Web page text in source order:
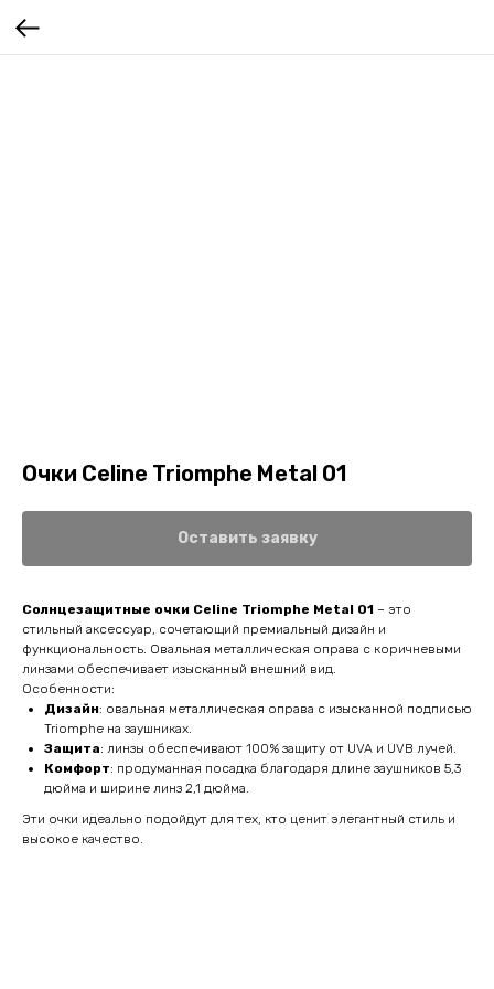
Очки Celine Triomphe Metal 01
Оставить заявку
Солнцезащитные очки Celine Triomphe Metal 01 – это
стильный аксессуар, сочетающий премиальный дизайн и
функциональность. Овальная металлическая оправа с коричневыми
линзами обеспечивает изысканный внешний вид.
Особенности:
Дизайн: овальная металлическая оправа с изысканной подписью
Triomphe на заушниках.
Защита: линзы обеспечивают 100% защиту от UVA и UVB лучей.
Комфорт: продуманная посадка благодаря длине заушников 5,3
дюйма и ширине линз 2,1 дюйма.
Эти очки идеально подойдут для тех, кто ценит элегантный стиль и
высокое качество.